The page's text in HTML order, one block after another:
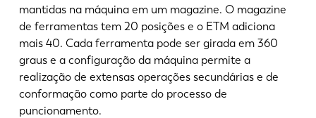
mantidas na máquina em um magazine. O magazine
de ferramentas tem 20 posições e o ETM adiciona
mais 40. Cada ferramenta pode ser girada em 360
graus e a configuração da máquina permite a
realização de extensas operações secundárias e de
conformação como parte do processo de
puncionamento.